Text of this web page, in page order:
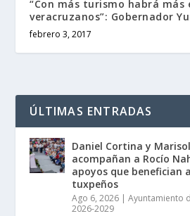
“Con más turismo habrá más
veracruzanos”: Gobernador
febrero 3, 2017
ÚLTIMAS ENTRADAS
Daniel Cortina y
acompañan a Rocío
apoyos que benefician
tuxpeños
Ago 6, 2026 |Ayuntamiento
2026-2029